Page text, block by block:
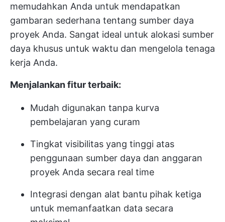
memudahkan Anda untuk mendapatkan
gambaran sederhana tentang sumber daya
proyek Anda. Sangat ideal untuk alokasi sumber
daya khusus untuk waktu dan mengelola tenaga
kerja Anda.
Menjalankan fitur terbaik:
Mudah digunakan tanpa kurva
pembelajaran yang curam
Tingkat visibilitas yang tinggi atas
penggunaan sumber daya dan anggaran
proyek Anda secara real time
Integrasi dengan alat bantu pihak ketiga
untuk memanfaatkan data secara